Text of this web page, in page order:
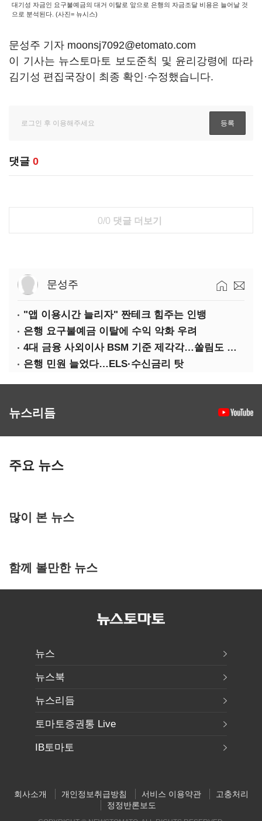
대기성 자금인 요구불예금의 대거 이탈로 앞으로 은행의 자금조달 비용은 늘어날 것
으로 분석된다. (사진= 뉴시스)
문성주 기자 moonsj7092@etomato.com
이 기사는 뉴스토마토 보도준칙 및 윤리강령에 따라
김기성 편집국장이 최종 확인·수정했습니다.
댓글 0
0/0 댓글 더보기
문성주
"앱 이용시간 늘리자" 짠테크 힘주는 인뱅
은행 요구불예금 이탈에 수익 악화 우려
4대 금융 사외이사 BSM 기준 제각각…쏠림도 여전
은행 민원 늘었다…ELS·수신금리 탓
뉴스리듬
주요 뉴스
많이 본 뉴스
함께 볼만한 뉴스
뉴스
뉴스북
뉴스리듬
토마토증권통 Live
IB토마토
회사소개 개인정보취급방침 서비스 이용약관
고충처리
정정반론보도